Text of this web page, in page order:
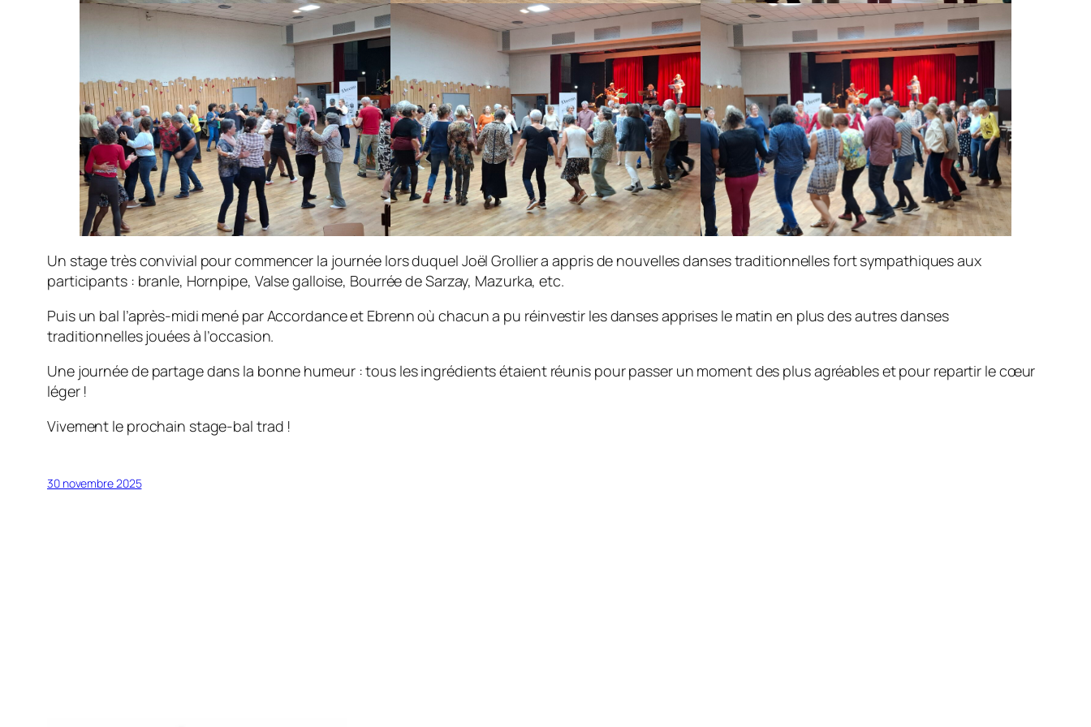
Un stage très convivial pour commencer la journée lors duquel Joël Grollier a appris de nouvelles danses traditionnelles fort sympathiques aux
participants : branle, Hornpipe, Valse galloise, Bourrée de Sarzay, Mazurka, etc.
Puis un bal l’après-midi mené par Accordance et Ebrenn où chacun a pu réinvestir les danses apprises le matin en plus des autres danses
traditionnelles jouées à l’occasion.
Une journée de partage dans la bonne humeur : tous les ingrédients étaient réunis pour passer un moment des plus agréables et pour repartir le cœur
léger !
Vivement le prochain stage-bal trad !
30 novembre 2025